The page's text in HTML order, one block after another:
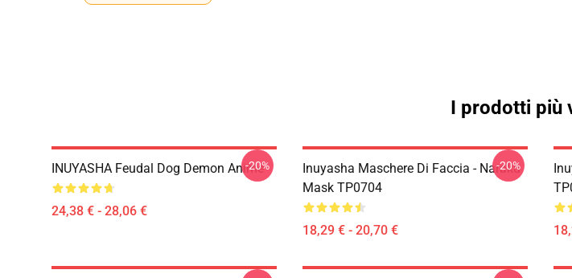
I prodotti più
INUYASHA Feudal Dog Demon Anime
24,38 € - 28,06 €
-20%
Inuyasha Maschere Di Faccia - Naraku
Mask TP0704
18,29 € - 20,70 €
-20%